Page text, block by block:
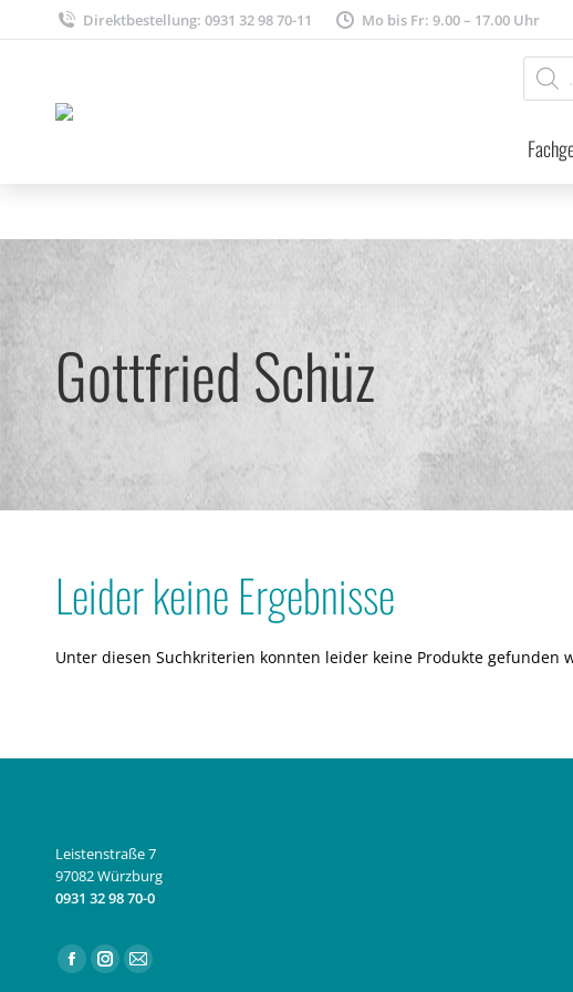
Direktbestellung: 0931 32 98 70-11 Mo bis Fr: 9.00 – 17.00 Uhr
search
Gottfried Schüz
Leider keine Ergebnisse
Unter diesen Suchkriterien konnten leider keine Produkte gefunden
Leistenstraße 7
97082 Würzburg
0931 32 98 70-0
Finden Sie uns auf:
FacebookInstagram
E-